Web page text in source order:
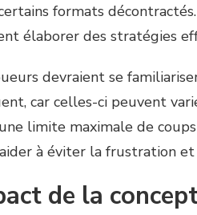
formats
élaborer des stratégies
devraient se
car celles-ci peuvent
limite maximale de
à éviter la frustration
de la